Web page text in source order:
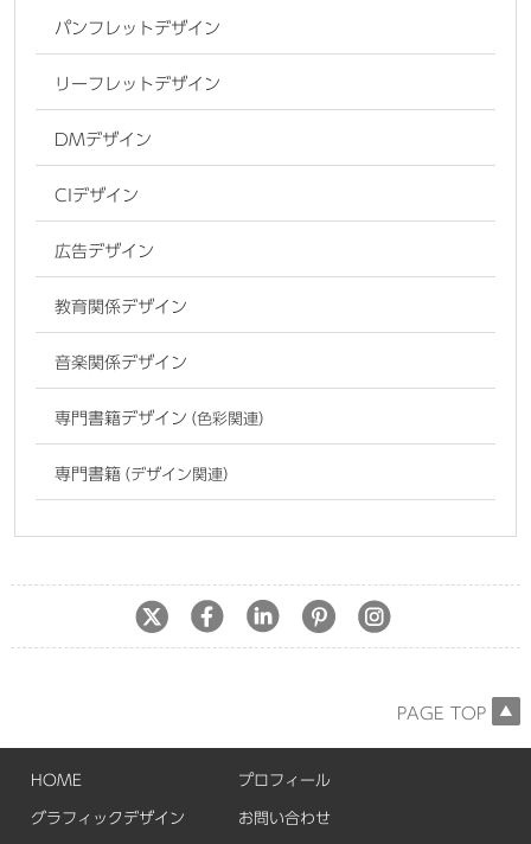
パンフレットデザイン
リーフレットデザイン
DMデザイン
CIデザイン
広告デザイン
教育関係デザイン
音楽関係デザイン
専門書籍デザイン（色彩関連）
専門書籍（デザイン関連）
PAGE TOP
HOME
グラフィックデザイン
プロフィール
お問い合わせ